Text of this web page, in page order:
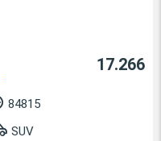
17.266
84815
SUV